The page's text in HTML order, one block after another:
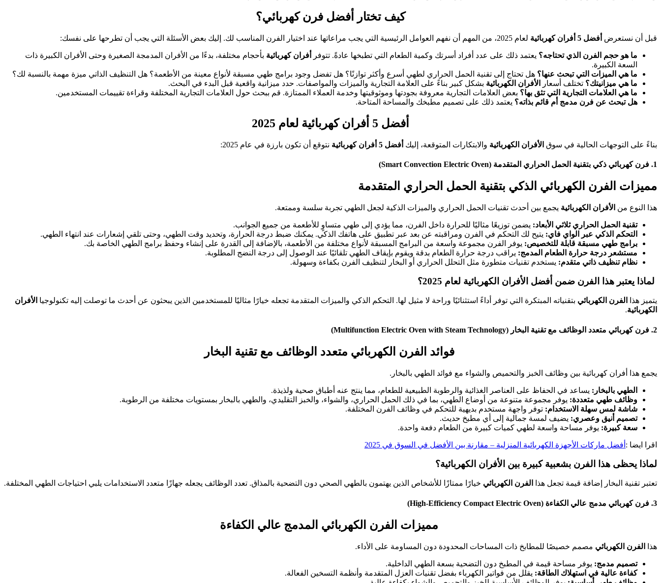
كيف تختار أفضل فرن كهربائي؟
قبل أن نستعرض أفضل 5 أفران كهربائية لعام 2025، من المهم أن نفهم العوامل الرئيسية التي يجب مراعاتها عند اختيار الفرن المناسب لك. إليك بعض الأسئلة التي يجب أن تطرحها على نفسك:
ما هو حجم الفرن الذي تحتاجه؟ يعتمد ذلك على عدد أفراد أسرتك وكمية الطعام التي تطبخها عادةً. تتوفر أفران كهربائية بأحجام مختلفة، بدءًا من الأفران المدمجة الصغيرة وحتى الأفران الكبيرة ذات
السعة الكبيرة.
ما هي الميزات التي تبحث عنها؟ هل تحتاج إلى تقنية الحمل الحراري لطهي أسرع وأكثر توازنًا؟ هل تفضل وجود برامج طهي مسبقة لأنواع معينة من الأطعمة؟ هل التنظيف الذاتي ميزة مهمة بالنسبة لك؟
ما هي ميزانيتك؟ تختلف أسعار الأفران الكهربائية بشكل كبير بناءً على العلامة التجارية والميزات والمواصفات. حدد ميزانية واقعية قبل البدء في البحث.
ما هي العلامات التجارية التي تثق بها؟ بعض العلامات التجارية معروفة بجودتها وموثوقيتها وخدمة العملاء الممتازة. قم ببحث حول العلامات التجارية المختلفة وقراءة تقييمات المستخدمين.
هل تبحث عن فرن مدمج أم قائم بذاته؟ يعتمد ذلك على تصميم مطبخك والمساحة المتاحة.
أفضل 5 أفران كهربائية لعام 2025
بناءً على التوجهات الحالية في سوق الأفران الكهربائية والابتكارات المتوقعة، إليك أفضل 5 أفران كهربائية نتوقع أن تكون بارزة في عام 2025:
1. فرن كهربائي ذكي بتقنية الحمل الحراري المتقدمة (Smart Convection Electric Oven)
مميزات الفرن الكهربائي الذكي بتقنية الحمل الحراري المتقدمة
هذا النوع من الأفران الكهربائية يجمع بين أحدث تقنيات الحمل الحراري والميزات الذكية لجعل الطهي تجربة سلسة وممتعة.
تقنية الحمل الحراري ثلاثي الأبعاد: يضمن توزيعًا مثاليًا للحرارة داخل الفرن، مما يؤدي إلى طهي متساوٍ للأطعمة من جميع الجوانب.
التحكم الذكي عبر الواي فاي: يتيح لك التحكم في الفرن ومراقبته عن بعد عبر تطبيق على هاتفك الذكي. يمكنك ضبط درجة الحرارة، وتحديد وقت الطهي، وحتى تلقي إشعارات عند انتهاء الطهي.
برامج طهي مسبقة قابلة للتخصيص: يوفر الفرن مجموعة واسعة من البرامج المسبقة لأنواع مختلفة من الأطعمة، بالإضافة إلى القدرة على إنشاء وحفظ برامج الطهي الخاصة بك.
مستشعر درجة حرارة الطعام المدمج: يراقب درجة حرارة الطعام بدقة ويقوم بإيقاف الطهي تلقائيًا عند الوصول إلى درجة النضج المطلوبة.
نظام تنظيف ذاتي متقدم: يستخدم تقنيات متطورة مثل التحلل الحراري أو البخار لتنظيف الفرن بكفاءة وسهولة.
لماذا يعتبر هذا الفرن ضمن أفضل الأفران الكهربائية لعام 2025؟
يتميز هذا الفرن الكهربائي بتقنياته المبتكرة التي توفر أداءً استثنائيًا وراحة لا مثيل لها. التحكم الذكي والميزات المتقدمة تجعله خيارًا مثاليًا للمستخدمين الذين يبحثون عن أحدث ما توصلت إليه تكنولوجيا الأفران
الكهربائية.
2. فرن كهربائي متعدد الوظائف مع تقنية البخار (Multifunction Electric Oven with Steam Technology)
فوائد الفرن الكهربائي متعدد الوظائف مع تقنية البخار
يجمع هذا أفران كهربائية بين وظائف الخبز والتحميص والشواء مع فوائد الطهي بالبخار.
الطهي بالبخار: يساعد في الحفاظ على العناصر الغذائية والرطوبة الطبيعية للطعام، مما ينتج عنه أطباق صحية ولذيذة.
وظائف طهي متعددة: يوفر مجموعة متنوعة من أوضاع الطهي، بما في ذلك الحمل الحراري، والشواء، والخبز التقليدي، والطهي بالبخار بمستويات مختلفة من الرطوبة.
شاشة لمس سهلة الاستخدام: توفر واجهة مستخدم بديهية للتحكم في وظائف الفرن المختلفة.
تصميم أنيق وعصري: يضيف لمسة جمالية إلى أي مطبخ حديث.
سعة كبيرة: يوفر مساحة واسعة لطهي كميات كبيرة من الطعام دفعة واحدة.
اقرا ايضا : أفضل ماركات الأجهزة الكهربائية المنزلية – مقارنة بين الأفضل في السوق في 2025
لماذا يحظى هذا الفرن بشعبية كبيرة بين الأفران الكهربائية؟
تعتبر تقنية البخار إضافة قيمة تجعل هذا الفرن الكهربائي خيارًا ممتازًا للأشخاص الذين يهتمون بالطهي الصحي دون التضحية بالمذاق. تعدد الوظائف يجعله جهازًا متعدد الاستخدامات يلبي احتياجات الطهي المختلفة.
3. فرن كهربائي مدمج عالي الكفاءة (High-Efficiency Compact Electric Oven)
مميزات الفرن الكهربائي المدمج عالي الكفاءة
هذا الفرن الكهربائي مصمم خصيصًا للمطابخ ذات المساحات المحدودة دون المساومة على الأداء.
تصميم مدمج: يوفر مساحة قيمة في المطبخ دون التضحية بسعة الطهي الداخلية.
كفاءة عالية في استهلاك الطاقة: يقلل من فواتير الكهرباء بفضل تقنيات العزل المتقدمة وأنظمة التسخين الفعالة.